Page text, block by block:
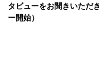
タビューをお聞きいただ
ー開始）